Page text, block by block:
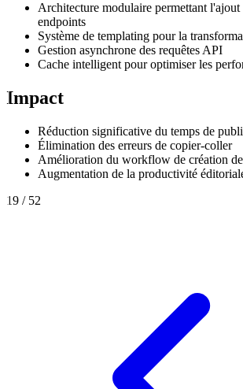
Architecture modulaire permettant
endpoints
Système de templating pour la
Gestion asynchrone des requêtes API
Cache intelligent pour optimiser les
Impact
Réduction significative du temps de
Élimination des erreurs de copier-coller
Amélioration du workflow de création
Augmentation de la productivité
19 / 52